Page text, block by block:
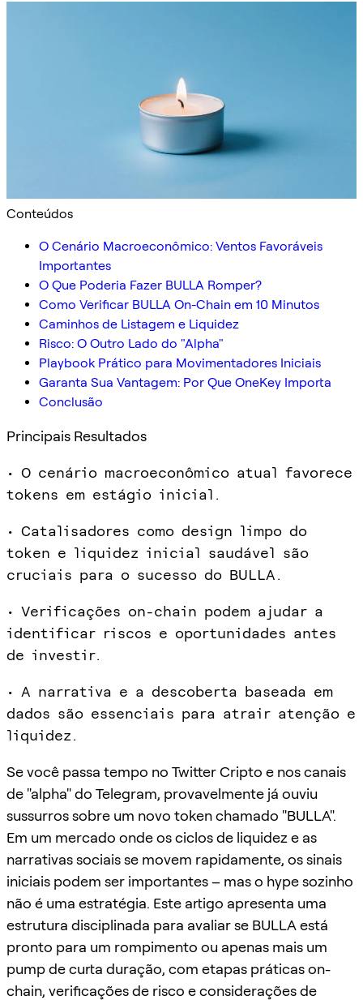
Conteúdos
O Cenário Macroeconômico: Ventos Favoráveis
Importantes
O Que Poderia Fazer BULLA Romper?
Como Verificar BULLA On-Chain em 10 Minutos
Caminhos de Listagem e Liquidez
Risco: O Outro Lado do "Alpha"
Playbook Prático para Movimentadores Iniciais
Garanta Sua Vantagem: Por Que OneKey Importa
Conclusão
Principais Resultados
• O cenário macroeconômico atual favorece
tokens em estágio inicial.
• Catalisadores como design limpo do
token e liquidez inicial saudável são
cruciais para o sucesso do BULLA.
• Verificações on-chain podem ajudar a
identificar riscos e oportunidades antes
de investir.
• A narrativa e a descoberta baseada em
dados são essenciais para atrair atenção e
liquidez.
Se você passa tempo no Twitter Cripto e nos canais
de "alpha" do Telegram, provavelmente já ouviu
sussurros sobre um novo token chamado "BULLA".
Em um mercado onde os ciclos de liquidez e as
narrativas sociais se movem rapidamente, os sinais
iniciais podem ser importantes – mas o hype sozinho
não é uma estratégia. Este artigo apresenta uma
estrutura disciplinada para avaliar se BULLA está
pronto para um rompimento ou apenas mais um
pump de curta duração, com etapas práticas on-
chain, verificações de risco e considerações de